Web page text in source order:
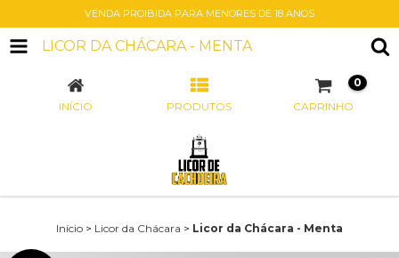
VENDA PROIBIDA PARA MENORES DE 18 ANOS
LICOR DA CHÁCARA - MENTA
INÍCIO PRODUTOS CARRINHO
0
Início > Licor da Chácara > Licor da Chácara - Menta